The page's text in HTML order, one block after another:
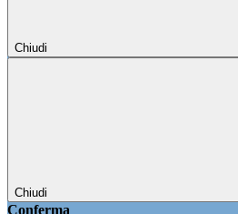
Chiudi
Chiudi
Conferma